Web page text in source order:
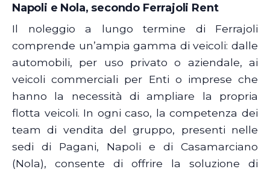
Napoli e Nola, secondo Ferrajoli Rent
Il noleggio a lungo termine di Ferrajoli
comprende un’ampia gamma di veicoli: dalle
automobili, per uso privato o aziendale, ai
veicoli commerciali per Enti o imprese che
hanno la necessità di ampliare la propria
flotta veicoli. In ogni caso, la competenza dei
team di vendita del gruppo, presenti nelle
sedi di Pagani, Napoli e di Casamarciano
(Nola), consente di offrire la soluzione di